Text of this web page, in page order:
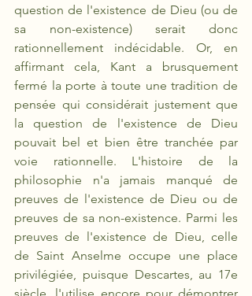
question de l'existence de Dieu (ou de
sa non-existence) serait donc
rationnellement indécidable. Or, en
affirmant cela, Kant a brusquement
fermé la porte à toute une tradition de
pensée qui considérait justement que
la question de l'existence de Dieu
pouvait bel et bien être tranchée par
voie rationnelle. L'histoire de la
philosophie n'a jamais manqué de
preuves de l'existence de Dieu ou de
preuves de sa non-existence. Parmi les
preuves de l'existence de Dieu, celle
de Saint Anselme occupe une place
privilégiée, puisque Descartes, au 17e